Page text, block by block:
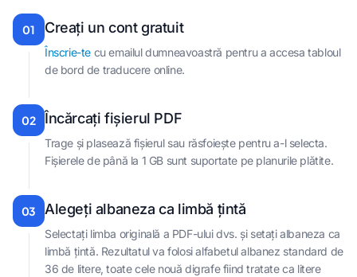
01 Creați un cont gratuit
Înscrie-te cu emailul dumneavoastră pentru a accesa tabloul
de bord de traducere online.
02 Încărcați fișierul PDF
Trage și plasează fișierul sau răsfoiește pentru a-l selecta.
Fișierele de până la 1 GB sunt suportate pe planurile plătite.
03 Alegeți albaneza ca limbă țintă
Selectați limba originală a PDF-ului dvs. și setați albaneza ca
limbă țintă. Rezultatul va folosi alfabetul albanez standard de
36 de litere, toate cele nouă digrafe fiind tratate ca litere